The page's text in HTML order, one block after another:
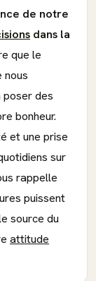
de notre
dans la
que le
nous
des
bonheur.
et une prise
sur
rappelle
puissent
source du
attitude